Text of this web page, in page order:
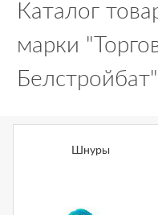
Каталог
марки
Белстройбат"
Шнуры